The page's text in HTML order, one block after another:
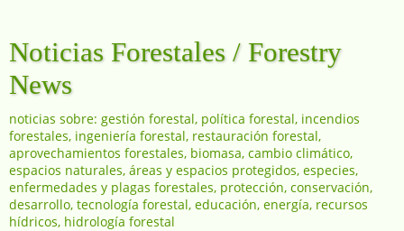
Noticias Forestales / Forestry
News
noticias sobre: gestión forestal, política forestal, incendios
forestales, ingeniería forestal, restauración forestal,
aprovechamientos forestales, biomasa, cambio climático,
espacios naturales, áreas y espacios protegidos, especies,
enfermedades y plagas forestales, protección, conservación,
desarrollo, tecnología forestal, educación, energía, recursos
hídricos, hidrología forestal